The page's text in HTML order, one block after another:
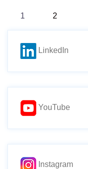
Paginació
de
les
entrades
1 2
LinkedIn
YouTube
Instagram